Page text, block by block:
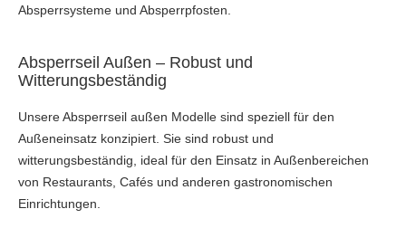
Absperrsysteme und Absperrpfosten.
Absperrseil Außen – Robust und
Witterungsbeständig
Unsere Absperrseil außen Modelle sind speziell für den
Außeneinsatz konzipiert. Sie sind robust und
witterungsbeständig, ideal für den Einsatz in Außenbereichen
von Restaurants, Cafés und anderen gastronomischen
Einrichtungen.